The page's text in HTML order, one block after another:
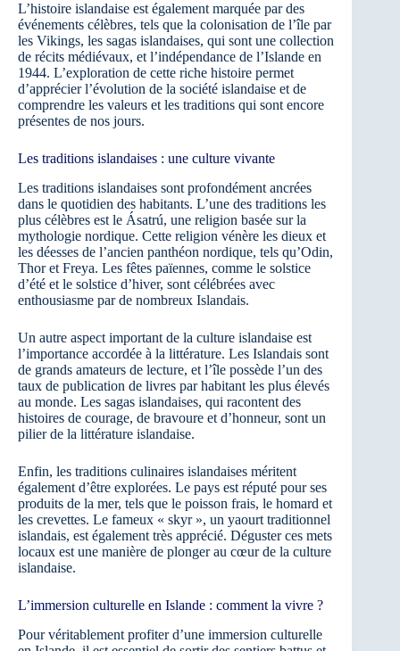
L’histoire islandaise est également marquée par des
événements célèbres, tels que la colonisation de l’île par
les Vikings, les sagas islandaises, qui sont une collection
de récits médiévaux, et l’indépendance de l’Islande en
1944. L’exploration de cette riche histoire permet
d’apprécier l’évolution de la société islandaise et de
comprendre les valeurs et les traditions qui sont encore
présentes de nos jours.
Les traditions islandaises : une culture vivante
Les traditions islandaises sont profondément ancrées
dans le quotidien des habitants. L’une des traditions les
plus célèbres est le Ásatrú, une religion basée sur la
mythologie nordique. Cette religion vénère les dieux et
les déesses de l’ancien panthéon nordique, tels qu’Odin,
Thor et Freya. Les fêtes païennes, comme le solstice
d’été et le solstice d’hiver, sont célébrées avec
enthousiasme par de nombreux Islandais.
Un autre aspect important de la culture islandaise est
l’importance accordée à la littérature. Les Islandais sont
de grands amateurs de lecture, et l’île possède l’un des
taux de publication de livres par habitant les plus élevés
au monde. Les sagas islandaises, qui racontent des
histoires de courage, de bravoure et d’honneur, sont un
pilier de la littérature islandaise.
Enfin, les traditions culinaires islandaises méritent
également d’être explorées. Le pays est réputé pour ses
produits de la mer, tels que le poisson frais, le homard et
les crevettes. Le fameux « skyr », un yaourt traditionnel
islandais, est également très apprécié. Déguster ces mets
locaux est une manière de plonger au cœur de la culture
islandaise.
L’immersion culturelle en Islande : comment la vivre ?
Pour véritablement profiter d’une immersion culturelle